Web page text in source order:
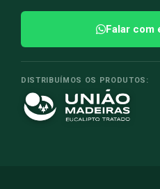
Falar com
DISTRIBUÍMOS OS PRODUTOS: